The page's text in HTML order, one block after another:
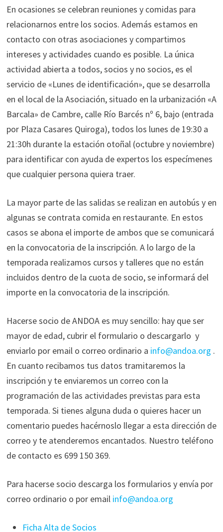
En ocasiones se celebran reuniones y comidas para
relacionarnos entre los socios. Además estamos en
contacto con otras asociaciones y compartimos
intereses y actividades cuando es posible. La única
actividad abierta a todos, socios y no socios, es el
servicio de «Lunes de identificación», que se desarrolla
en el local de la Asociación, situado en la urbanización «A
Barcala» de Cambre, calle Río Barcés nº 6, bajo (entrada
por Plaza Casares Quiroga), todos los lunes de 19:30 a
21:30h durante la estación otoñal (octubre y noviembre)
para identificar con ayuda de expertos los especímenes
que cualquier persona quiera traer.
La mayor parte de las salidas se realizan en autobús y en
algunas se contrata comida en restaurante. En estos
casos se abona el importe de ambos que se comunicará
en la convocatoria de la inscripción. A lo largo de la
temporada realizamos cursos y talleres que no están
incluidos dentro de la cuota de socio, se informará del
importe en la convocatoria de la inscripción.
Hacerse socio de ANDOA es muy sencillo: hay que ser
mayor de edad, cubrir el formulario o descargarlo y
enviarlo por email o correo ordinario a info@andoa.org .
En cuanto recibamos tus datos tramitaremos la
inscripción y te enviaremos un correo con la
programación de las actividades previstas para esta
temporada. Si tienes alguna duda o quieres hacer un
comentario puedes hacérnoslo llegar a esta dirección de
correo y te atenderemos encantados. Nuestro teléfono
de contacto es 699 150 369.
Para hacerse socio descarga los formularios y envía por
correo ordinario o por email info@andoa.org
Ficha Alta de Socios